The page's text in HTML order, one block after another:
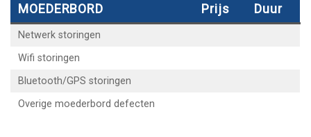
MOEDERBORD Prijs Duur
Netwerk storingen
Wifi storingen
Bluetooth/GPS storingen
Overige moederbord defecten